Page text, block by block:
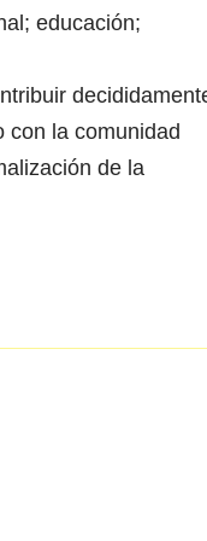
educación;
con la comunidad
de la